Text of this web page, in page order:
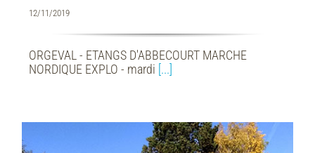
12/11/2019
ORGEVAL - ETANGS D'ABBECOURT MARCHE
NORDIQUE EXPLO - mardi [...]